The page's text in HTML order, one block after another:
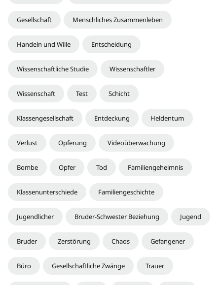
Gesellschaft Menschliches Zusammenleben
Handeln und Wille Entscheidung
Wissenschaftliche Studie Wissenschaftler
Wissenschaft Test Schicht
Klassengesellschaft Entdeckung Heldentum
Verlust Opferung Videoüberwachung
Bombe Opfer Tod Familiengeheimnis
Klassenunterschiede Familiengeschichte
Jugendlicher Bruder-Schwester Beziehung Jugend
Bruder Zerstörung Chaos Gefangener
Büro Gesellschaftliche Zwänge Trauer